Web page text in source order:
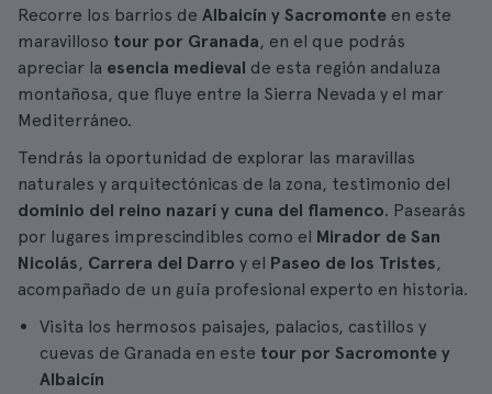
Recorre los barrios de Albaicín y Sacromonte en este
maravilloso tour por Granada, en el que podrás
apreciar la esencia medieval de esta región andaluza
montañosa, que fluye entre la Sierra Nevada y el mar
Mediterráneo.
Tendrás la oportunidad de explorar las maravillas
naturales y arquitectónicas de la zona, testimonio del
dominio del reino nazarí y cuna del flamenco. Pasearás
por lugares imprescindibles como el Mirador de San
Nicolás, Carrera del Darro y el Paseo de los Tristes,
acompañado de un guía profesional experto en historia.
Visita los hermosos paisajes, palacios, castillos y
cuevas de Granada en este tour por Sacromonte y
Albaicín